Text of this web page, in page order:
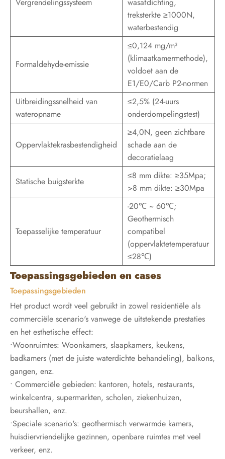
treksterkte ≥1000N,
waterbestendig
Formaldehyde-emissie
≤0,124 mg/m³
(klimaatkamermethode),
voldoet aan de
E1/E0/Carb P2-normen
Uitbreidingssnelheid van
wateropname
≤2,5% (24-uurs
onderdompelingstest)
Oppervlaktekrasbestendigheid
≥4,0N, geen zichtbare
schade aan de
decoratielaag
Statische buigsterkte
≤8 mm dikte: ≥35Mpa;
>8 mm dikte: ≥30Mpa
Toepasselijke temperatuur
-20℃ ~ 60℃;
Geothermisch
compatibel
(oppervlaktetemperatuur
≤28℃)
Toepassingsgebieden en cases
Toepassingsgebieden
Het product wordt veel gebruikt in zowel residentiële als
commerciële scenario's vanwege de uitstekende prestaties
en het esthetische effect:
•Woonruimtes: Woonkamers, slaapkamers, keukens,
badkamers (met de juiste waterdichte behandeling), balkons,
gangen, enz.
• Commerciële gebieden: kantoren, hotels, restaurants,
winkelcentra, supermarkten, scholen, ziekenhuizen,
beurshallen, enz.
•Speciale scenario's: geothermisch verwarmde kamers,
huisdiervriendelijke gezinnen, openbare ruimtes met veel
verkeer, enz.